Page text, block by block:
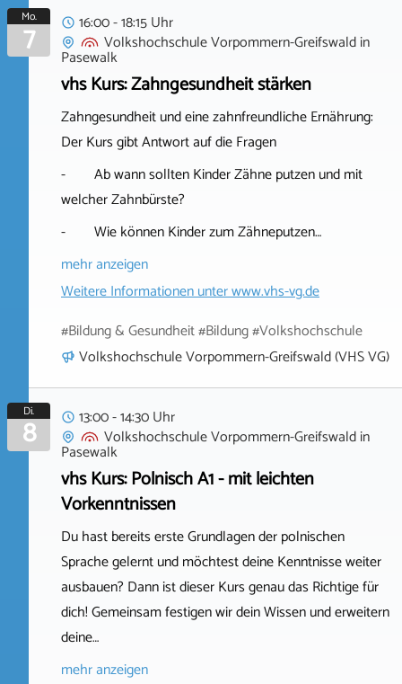
Mo.
7
16:00 - 18:15 Uhr
Volkshochschule Vorpommern-Greifswaldin
Pasewalk
vhs Kurs: Zahngesundheit stärken
Zahngesundheit und eine zahnfreundliche Ernährung:
Der Kurs gibt Antwort auf die Fragen
- Ab wann sollten Kinder Zähne putzen und mit
welcher Zahnbürste?
- Wie können Kinder zum Zähneputzen…
mehr anzeigen
Weitere Informationen unterwww.vhs-vg.de
#Bildung & Gesundheit #Bildung #Volkshochschule
Volkshochschule Vorpommern-Greifswald (VHS VG)
Di.
8
13:00 - 14:30 Uhr
Volkshochschule Vorpommern-Greifswaldin
Pasewalk
vhs Kurs: Polnisch A1 - mit leichten
Vorkenntnissen
Du hast bereits erste Grundlagen der polnischen
Sprache gelernt und möchtest deine Kenntnisse weiter
ausbauen? Dann ist dieser Kurs genau das Richtige für
dich! Gemeinsam festigen wir dein Wissen und erweitern
deine…
mehr anzeigen